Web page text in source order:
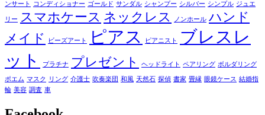
ンサート コンディショナー ゴールド サンダル シャンプー シルバー シンプル ジュエ
リー スマホケース ネックレス ノンホール ハンド
メイド
ビーズアート ピアス ピアニスト
ブレスレ
ット
プラチナ プレゼント ヘッドライト ペアリング ボルダリング
ポエム マスク リング 介護士 吹奏楽団 和風 天然石 探偵 書家 畳縁 眼鏡ケース 結婚指
輪 美容 調査 車